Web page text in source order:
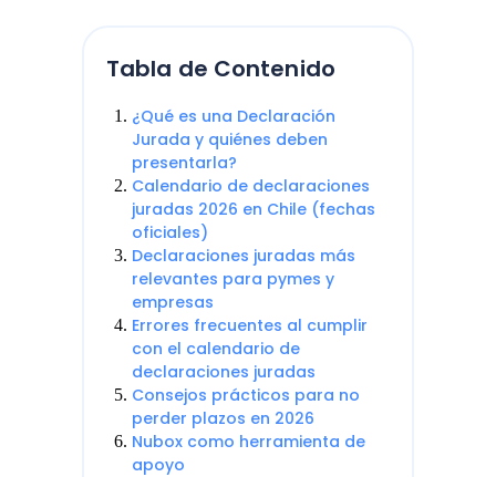
Tabla de Contenido
¿Qué es una Declaración
Jurada y quiénes deben
presentarla?
Calendario de declaraciones
juradas 2026 en Chile (fechas
oficiales)
Declaraciones juradas más
relevantes para pymes y
empresas
Errores frecuentes al cumplir
con el calendario de
declaraciones juradas
Consejos prácticos para no
perder plazos en 2026
Nubox como herramienta de
apoyo